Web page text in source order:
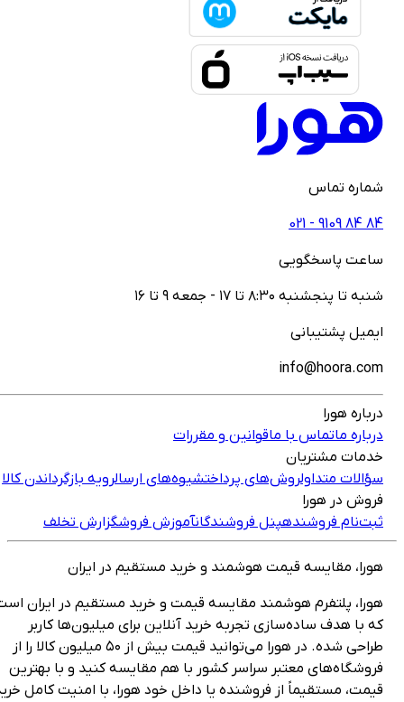
تماس
021 - ‎9109‎ ‎84‎
پاسخگویی
تا پنجشنبه ۸:۳۰ تا ۱۷ - جمعه ۹ تا ۱۶
پشتیبانی
هورا
ماتماس با ماقوانین و مقررات
مشتریان
متداولروش‌های پرداختشیوه‌های ارسالرویه بازگرداندن کالا
در هورا
فروشندهپنل فروشندگانآموزش فروشگزارش تخلف
مقایسه قیمت هوشمند و خرید مستقیم در ایران
پلتفرم هوشمند مقایسه قیمت و خرید مستقیم در ایران است
با هدف ساده‌سازی تجربه خرید آنلاین برای میلیون‌ها کاربر
طراحی شده. در هورا می‌توانید قیمت بیش از ۵۰ میلیون کالا را از
معتبر سراسر کشور با هم مقایسه کنید و با بهترین
مستقیماً از فروشنده یا داخل خود هورا، با امنیت کامل خرید